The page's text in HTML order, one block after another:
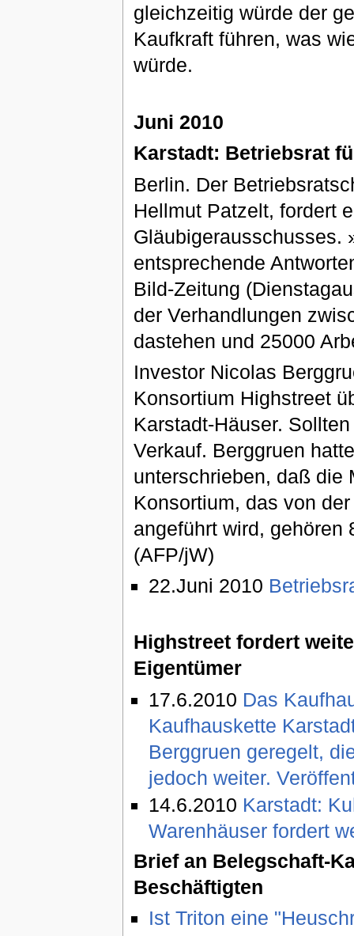
gleichzeitig würde der
Kaufkraft führen, was
würde.
Juni 2010
Karstadt: Betriebsrat
Berlin. Der
Hellmut Patzelt, fordert
Gläubigerausschusses.
entsprechende
Bild-Zeitung
der Verhandlungen
dastehen und 25000
Investor Nicolas
Konsortium Highstreet
Karstadt-Häuser.
Verkauf. Berggruen
unterschrieben, daß die
Konsortium, das von
angeführt wird, gehören
(AFP/jW)
22.Juni 2010
Highstreet fordert
Eigentümer
17.6.2010 Das
Kaufhauskette
Berggruen geregelt,
jedoch weiter.
14.6.2010 Karstadt:
Warenhäuser fordert
Brief an Belegschaft-
Beschäftigten
Ist Triton eine